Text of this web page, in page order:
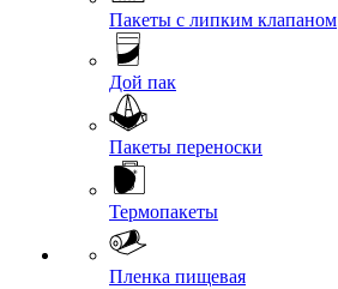
Пакеты с липким клапаном
Дой пак
Пакеты переноски
Термопакеты
Пленка пищевая